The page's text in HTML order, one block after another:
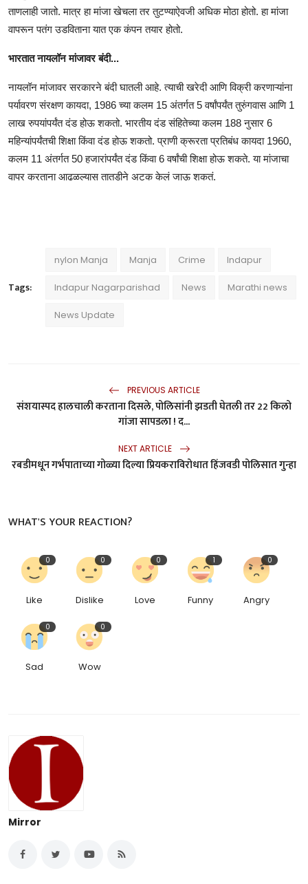
ताणलाही जातो. मात्र हा मांजा खेचला तर तुटण्याऐवजी अधिक मोठा होतो. हा मांजा
वापरून पतंग उडविताना यात एक कंपन तयार होतो.
भारतात नायलॉन मांजावर बंदी...
नायलॉन मांजावर सरकारने बंदी घातली आहे. त्याची खरेदी आणि विक्री करणाऱ्यांना
पर्यावरण संरक्षण कायदा, 1986 च्या कलम 15 अंतर्गत 5 वर्षांपर्यंत तुरुंगवास आणि 1
लाख रुपयांपर्यंत दंड होऊ शकतो. भारतीय दंड संहितेच्या कलम 188 नुसार 6
महिन्यांपर्यंतची शिक्षा किंवा दंड होऊ शकतो. प्राणी क्रूरता प्रतिबंध कायदा 1960,
कलम 11 अंतर्गत 50 हजारांपर्यंत दंड किंवा 6 वर्षांची शिक्षा होऊ शकते. या मांजाचा
वापर करताना आढळल्यास तातडीने अटक केलं जाऊ शकतं.
Tags:
nylon Manja Manja Crime Indapur
Indapur Nagarparishad News Marathi news
News Update
PREVIOUS ARTICLE
संशयास्पद हालचाली करताना दिसले, पोलिसांनी झडती घेतली तर 22 किलो
गांजा सापडला ! द...
NEXT ARTICLE
रबडीमधून गर्भपाताच्या गोळ्या दिल्या प्रियकराविरोधात हिंजवडी पोलिसात गुन्हा
WHAT'S YOUR REACTION?
0
Like
0
Dislike
0
Love
1
Funny
0
Angry
0
Sad
0
Wow
Mirror